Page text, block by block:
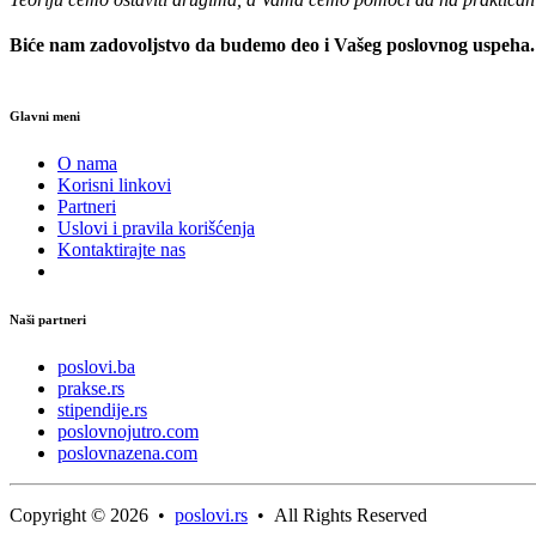
Biće nam zadovoljstvo da budemo deo i Vašeg poslovnog
Glavni meni
O nama
Korisni linkovi
Partneri
Uslovi i pravila korišćenja
Kontaktirajte nas
Naši partneri
poslovi.ba
prakse.rs
stipendije.rs
poslovnojutro.com
poslovnazena.com
Copyright © 2026 • poslovi.rs • All Rights Reserved